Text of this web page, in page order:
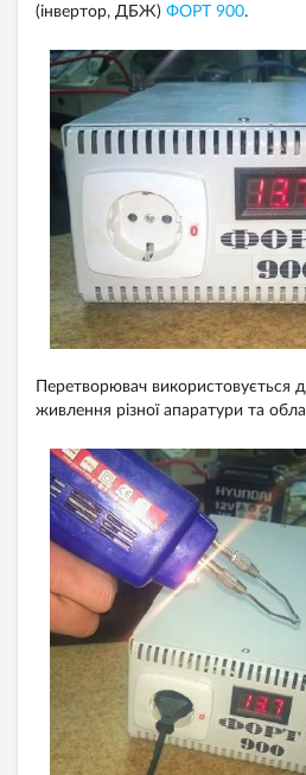
(інвертор, ДБЖ) ФОРТ 900.
Перетворювач використовується
живлення різної апаратури та